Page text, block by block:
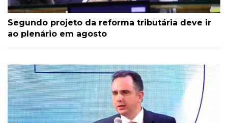
Segundo projeto da reforma tributária deve ir
ao plenário em agosto